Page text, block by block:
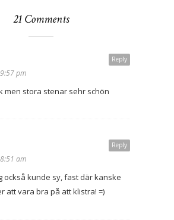
21 Comments
Reply
pm
men stora stenar sehr schön
Reply
am
också kunde sy, fast där kanske
att vara bra på att klistra! =)